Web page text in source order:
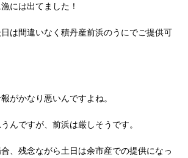
には出てました！
は間違いなく積丹産前浜のうにでご提供可
がかなり悪いんですよね。
んですが、前浜は厳しそうです。
、残念ながら土日は余市産での提供になっ